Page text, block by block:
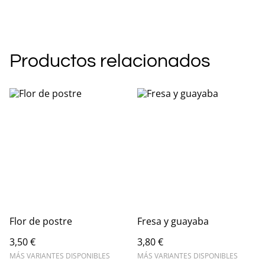
Productos relacionados
Flor de postre
3,50 €
MÁS VARIANTES DISPONIBLES
Fresa y guayaba
3,80 €
MÁS VARIANTES DISPONIBLES